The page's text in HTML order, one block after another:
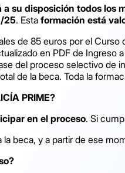
su disposición todos los
25. Esta formación está
de 85 euros por el
en PDF de Ingreso
del proceso selectivo de
de la beca. Toda la
PRIME?
en el proceso. Si
beca, y a partir de ese